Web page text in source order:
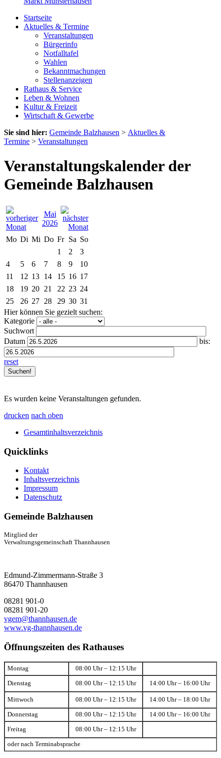
Startseite
Aktuelles & Termine
Veranstaltungen
Bürgerinfo
Notfalltafel
Wahlen
Bekanntmachungen
Stellenanzeigen
Rathaus & Service
Leben & Wohnen
Kultur & Freizeit
Wirtschaft & Gewerbe
Sie sind hier: Gemeinde Balzhausen > Aktuelles &
Termine > Veranstaltungen
Veranstaltungskalender der
Gemeinde Balzhausen
Mai
2026
Mo Di Mi Do Fr Sa So
1
2
3
4
5 6 7 8 9
10
11
12 13 14 15 16 17
18
19 20 21 22 23 24
25
26 27 28 29 30 31
Hier können Sie gezielt suchen:
Kategorie
Suchwort
Datum
bis:
reset
Es wurden keine Veranstaltungen gefunden.
drucken nach oben
Gesamtinhaltsverzeichnis
Quicklinks
Kontakt
Inhaltsverzeichnis
Impressum
Datenschutz
Gemeinde Balzhausen
Mitglied der
Verwaltungsgemeinschaft Thannhausen
Edmund-Zimmermann-Straße 3
86470 Thannhausen
08281 901-0
08281 901-20
vgem@thannhausen.de
www.vg-thannhausen.de
Öffnungszeiten des Rathauses
Montag 08:00 Uhr – 12:15 Uhr
Dienstag 08:00 Uhr – 12:15 Uhr 14:00 Uhr – 16:00 Uhr
Mittwoch 08:00 Uhr – 12:15 Uhr 14:00 Uhr – 18:00 Uhr
Donnerstag 08:00 Uhr – 12:15 Uhr 14:00 Uhr – 16:00 Uhr
Freitag 08:00 Uhr – 12:15 Uhr
oder nach Terminabsprache